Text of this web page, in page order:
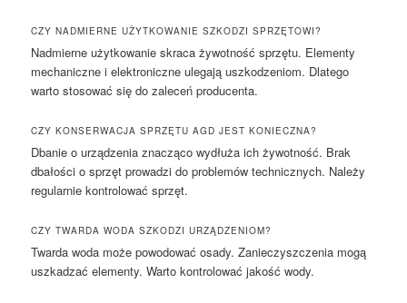
CZY NADMIERNE UŻYTKOWANIE SZKODZI SPRZĘTOWI?
Nadmierne użytkowanie skraca żywotność sprzętu. Elementy
mechaniczne i elektroniczne ulegają uszkodzeniom. Dlatego
warto stosować się do zaleceń producenta.
CZY KONSERWACJA SPRZĘTU AGD JEST KONIECZNA?
Dbanie o urządzenia znacząco wydłuża ich żywotność. Brak
dbałości o sprzęt prowadzi do problemów technicznych. Należy
regularnie kontrolować sprzęt.
CZY TWARDA WODA SZKODZI URZĄDZENIOM?
Twarda woda może powodować osady. Zanieczyszczenia mogą
uszkadzać elementy. Warto kontrolować jakość wody.